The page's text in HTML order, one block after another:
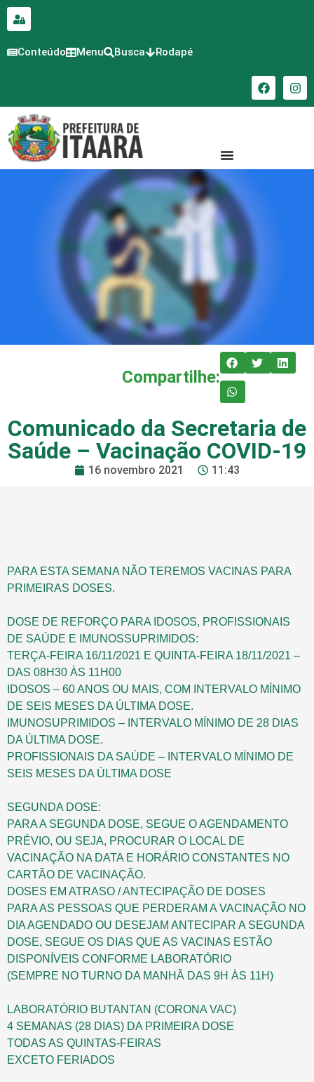
conteúdo
Conteúdo Menu Busca Rodapé
Compartilhe:
Comunicado da Secretaria de
Saúde – Vacinação COVID-19
16 novembro 2021 11:43
PARA ESTA SEMANA NÃO TEREMOS VACINAS PARA
PRIMEIRAS DOSES.
DOSE DE REFORÇO PARA IDOSOS, PROFISSIONAIS
DE SAÚDE E IMUNOSSUPRIMIDOS:
TERÇA-FEIRA 16/11/2021 E QUINTA-FEIRA 18/11/2021 –
DAS 08H30 ÀS 11H00
IDOSOS – 60 ANOS OU MAIS, COM INTERVALO MÍNIMO
DE SEIS MESES DA ÚLTIMA DOSE.
IMUNOSUPRIMIDOS – INTERVALO MÍNIMO DE 28 DIAS
DA ÚLTIMA DOSE.
PROFISSIONAIS DA SAÚDE – INTERVALO MÍNIMO DE
SEIS MESES DA ÚLTIMA DOSE
SEGUNDA DOSE:
PARA A SEGUNDA DOSE, SEGUE O AGENDAMENTO
PRÉVIO, OU SEJA, PROCURAR O LOCAL DE
VACINAÇÃO NA DATA E HORÁRIO CONSTANTES NO
CARTÃO DE VACINAÇÃO.
DOSES EM ATRASO / ANTECIPAÇÃO DE DOSES
PARA AS PESSOAS QUE PERDERAM A VACINAÇÃO NO
DIA AGENDADO OU DESEJAM ANTECIPAR A SEGUNDA
DOSE, SEGUE OS DIAS QUE AS VACINAS ESTÃO
DISPONÍVEIS CONFORME LABORATÓRIO
(SEMPRE NO TURNO DA MANHÃ DAS 9H ÀS 11H)
LABORATÓRIO BUTANTAN (CORONA VAC)
4 SEMANAS (28 DIAS) DA PRIMEIRA DOSE
TODAS AS QUINTAS-FEIRAS
EXCETO FERIADOS